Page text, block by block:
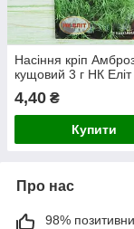
Насіння кріп
кущовий 3 г НК Еліт
4,40 ₴
Купити
Про нас
98%